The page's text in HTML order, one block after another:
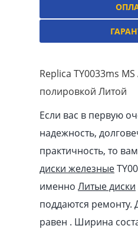
Replica TY0033ms
полировкой Литой
Если вас в первую
надежность,
практичность, то
диски железные
именно Литые диски
поддаются ремонту.
равен . Ширина